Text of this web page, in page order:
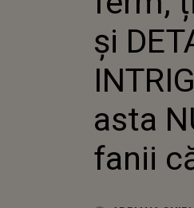
şi
asta
fanii